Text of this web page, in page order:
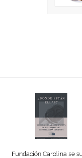
Fundación Carolina se